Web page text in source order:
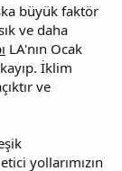
büyük faktör
ve daha
LA'nın Ocak
İklim
ve
yollarımızın